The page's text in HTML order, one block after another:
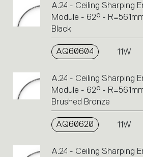
A.24 - Ceiling Sharping
Module - 62° -
Black
AQ60604 11W
A.24 - Ceiling Sharping
Module - 62° -
Brushed Bronze
AQ60620 11W
A.24 - Ceiling Sharping